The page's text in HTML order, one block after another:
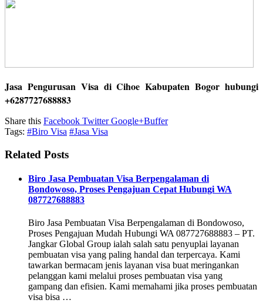
Jasa Pengurusan Visa di Cihoe Kabupaten Bogor hubungi
+6287727688883
Share this Facebook TwitterGoogle+Buffer
Tags: #Biro Visa #Jasa Visa
Related Posts
Biro Jasa Pembuatan Visa Berpengalaman di
Bondowoso, Proses Pengajuan Cepat Hubungi WA
087727688883
Biro Jasa Pembuatan Visa Berpengalaman di Bondowoso,
Proses Pengajuan Mudah Hubungi WA 087727688883 – PT.
Jangkar Global Group ialah salah satu penyuplai layanan
pembuatan visa yang paling handal dan terpercaya. Kami
tawarkan bermacam jenis layanan visa buat meringankan
pelanggan kami melalui proses pembuatan visa yang
gampang dan efisien. Kami memahami jika proses pembuatan
visa bisa …